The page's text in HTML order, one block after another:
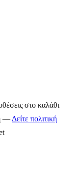
στο καλάθι
— Δείτε πολιτική